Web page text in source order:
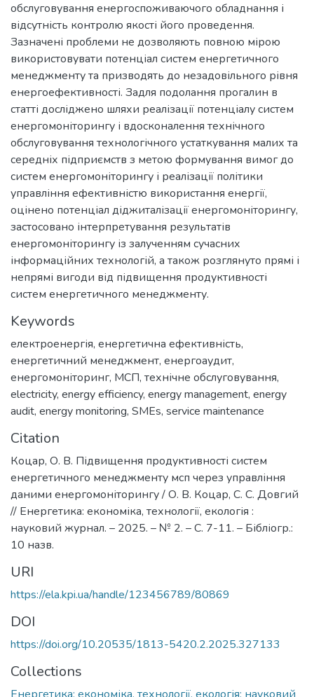
обслуговування енергоспоживаючого обладнання і
відсутність контролю якості його проведення.
Зазначені проблеми не дозволяють повною мірою
використовувати потенціал систем енергетичного
менеджменту та призводять до незадовільного рівня
енергоефективності. Задля подолання прогалин в
статті досліджено шляхи реалізації потенціалу систем
енергомоніторингу і вдосконалення технічного
обслуговування технологічного устаткування малих та
середніх підприємств з метою формування вимог до
систем енергомоніторингу і реалізації політики
управління ефективністю використання енергії,
оцінено потенціал діджиталізації енергомоніторингу,
застосовано інтерпретування результатів
енергомоніторингу із залученням сучасних
інформаційних технологій, а також розглянуто прямі і
непрямі вигоди від підвищення продуктивності
систем енергетичного менеджменту.
Keywords
електроенергія, енергетична ефективність,
енергетичний менеджмент, енергоаудит,
енергомоніторинг, МСП, технічне обслуговування,
electricity, energy efficiency, energy management, energy
audit, energy monitoring, SMEs, service maintenance
Citation
Коцар, О. В. Підвищення продуктивності систем
енергетичного менеджменту мсп через управління
даними енергомоніторингу / О. В. Коцар, C. C. Довгий
// Енергетика: економіка, технології, екологія :
науковий журнал. – 2025. – № 2. – С. 7-11. – Бібліогр.:
10 назв.
URI
https://ela.kpi.ua/handle/123456789/80869
DOI
https://doi.org/10.20535/1813-5420.2.2025.327133
Collections